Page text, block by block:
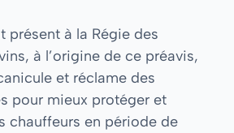
présent à la Régie des
à l’origine de ce préavis,
et réclame des
pour mieux protéger et
chauffeurs en période de